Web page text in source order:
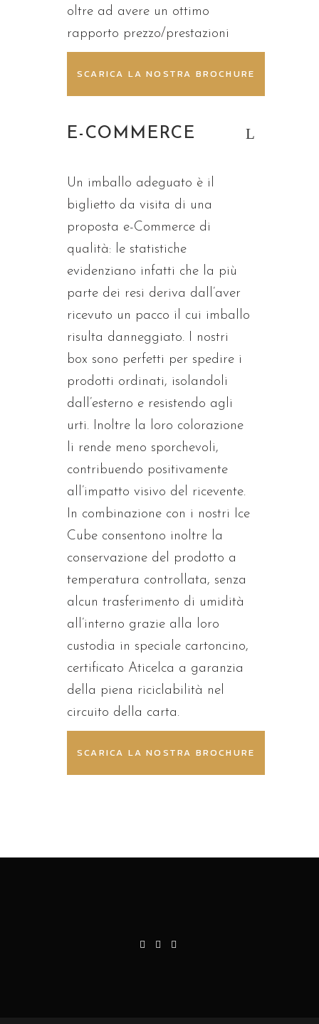
oltre ad avere un ottimo
rapporto prezzo/prestazioni
SCARICA LA NOSTRA BROCHURE
E-COMMERCE
Un imballo adeguato è il
biglietto da visita di una
proposta e-Commerce di
qualità: le statistiche
evidenziano infatti che la più
parte dei resi deriva dall’aver
ricevuto un pacco il cui imballo
risulta danneggiato. I nostri
box sono perfetti per spedire i
prodotti ordinati, isolandoli
dall’esterno e resistendo agli
urti. Inoltre la loro colorazione
li rende meno sporchevoli,
contribuendo positivamente
all’impatto visivo del ricevente.
In combinazione con i nostri Ice
Cube consentono inoltre la
conservazione del prodotto a
temperatura controllata, senza
alcun trasferimento di umidità
all’interno grazie alla loro
custodia in speciale cartoncino,
certificato Aticelca a garanzia
della piena riciclabilità nel
circuito della carta.
SCARICA LA NOSTRA BROCHURE